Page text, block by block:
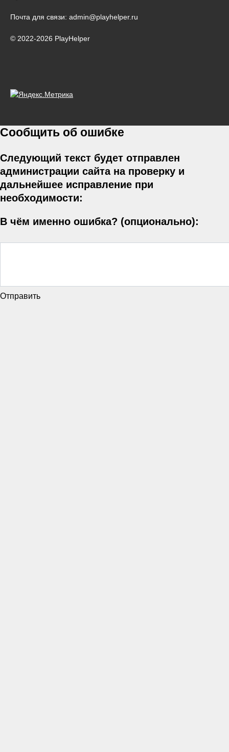
Почта для связи: admin@playhelper.ru
© 2022-2026 PlayHelper
Сообщить об ошибке
Следующий текст будет отправлен
администрации сайта на проверку и
дальнейшее исправление при
необходимости:
В чём именно ошибка? (опционально):
Отправить